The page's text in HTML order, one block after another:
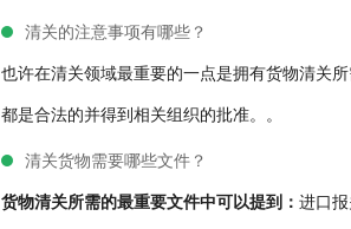
清关的注意事项有哪些？
也许在清关领域最重要的一点是拥有货物清关
都是合法的并得到相关组织的批准。。
清关货物需要哪些文件？
货物清关所需的最重要文件中可以提到： 进口